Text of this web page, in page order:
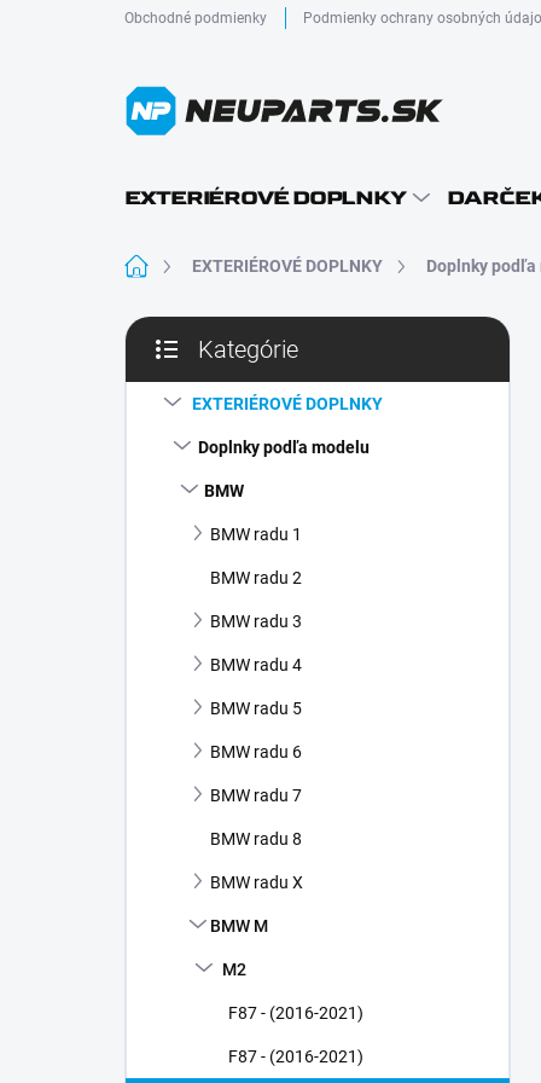
Obchodné podmienky Podmienky ochrany osobných
EXTERIÉROVÉ DOPLNKY
DomovEXTERIÉROVÉ DOPLNKY Doplnky podľa
B
č
kategórie
Kategórie
EXTERIÉROVÉ DOPLNKY
Doplnky podľa modelu
BMW
BMW radu 1
BMW radu 2
BMW radu 3
BMW radu 4
BMW radu 5
BMW radu 6
BMW radu 7
BMW radu 8
BMW radu X
BMW M
M2
F87 - (2016-2021)
F87 - (2016-2021)